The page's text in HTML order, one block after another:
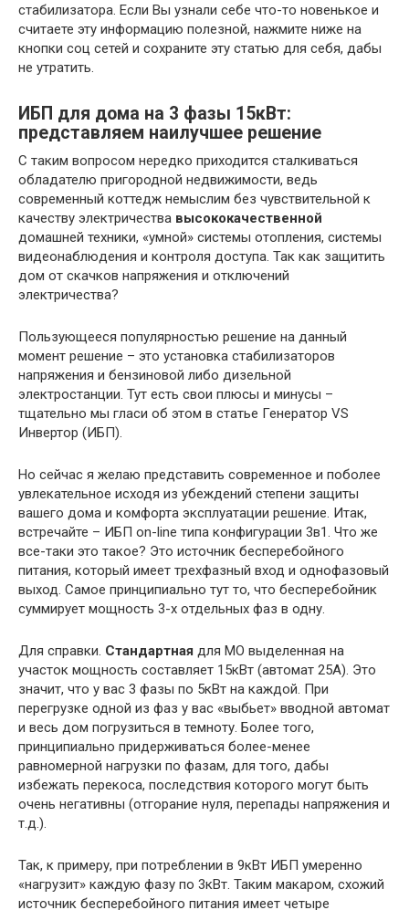
стабилизатора. Если Вы узнали себе что-то новенькое и
считаете эту информацию полезной, нажмите ниже на
кнопки соц сетей и сохраните эту статью для себя, дабы
не утратить.
ИБП для дома на 3 фазы 15кВт:
представляем наилучшее решение
С таким вопросом нередко приходится сталкиваться
обладателю пригородной недвижимости, ведь
современный коттедж немыслим без чувствительной к
качеству электричества высококачественной
домашней техники, «умной» системы отопления, системы
видеонаблюдения и контроля доступа. Так как защитить
дом от скачков напряжения и отключений
электричества?
Пользующееся популярностью решение на данный
момент решение – это установка стабилизаторов
напряжения и бензиновой либо дизельной
электростанции. Тут есть свои плюсы и минусы –
тщательно мы гласи об этом в статье Генератор VS
Инвертор (ИБП).
Но сейчас я желаю представить современное и поболее
увлекательное исходя из убеждений степени защиты
вашего дома и комфорта эксплуатации решение. Итак,
встречайте – ИБП on-line типа конфигурации 3в1. Что же
все-таки это такое? Это источник бесперебойного
питания, который имеет трехфазный вход и однофазовый
выход. Самое принципиально тут то, что бесперебойник
суммирует мощность 3-х отдельных фаз в одну.
Для справки. Стандартная для МО выделенная на
участок мощность составляет 15кВт (автомат 25А). Это
значит, что у вас 3 фазы по 5кВт на каждой. При
перегрузке одной из фаз у вас «выбьет» вводной автомат
и весь дом погрузиться в темноту. Более того,
принципиально придерживаться более-менее
равномерной нагрузки по фазам, для того, дабы
избежать перекоса, последствия которого могут быть
очень негативны (отгорание нуля, перепады напряжения и
т.д.).
Так, к примеру, при потреблении в 9кВт ИБП умеренно
«нагрузит» каждую фазу по 3кВт. Таким макаром, схожий
источник бесперебойного питания имеет четыре